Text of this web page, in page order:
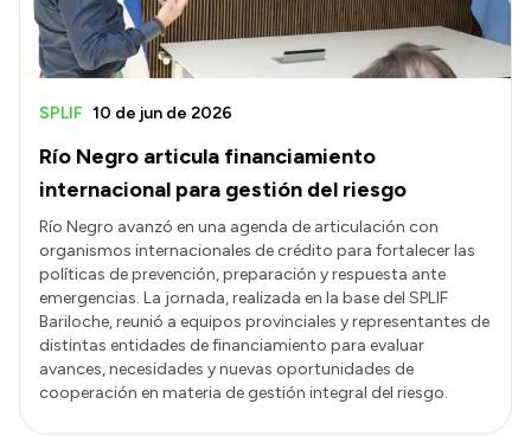
Río Negro articula financiamiento
internacional para gestión del riesgo
SPLIF 10 de jun de 2026
Río Negro avanzó en una agenda de articulación con
organismos internacionales de crédito para fortalecer las
políticas de prevención, preparación y respuesta ante
emergencias. La jornada, realizada en la base del SPLIF
Bariloche, reunió a equipos provinciales y representantes de
distintas entidades de financiamiento para evaluar
avances, necesidades y nuevas oportunidades de
cooperación en materia de gestión integral del riesgo.